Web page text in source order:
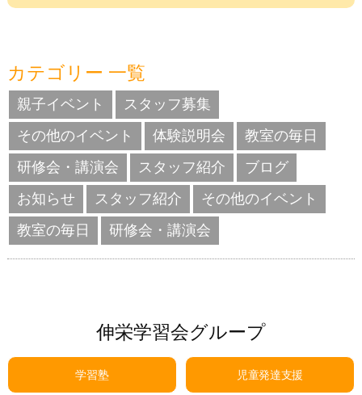
カテゴリー 一覧
親子イベント
スタッフ募集
その他のイベント
体験説明会
教室の毎日
研修会・講演会
スタッフ紹介
ブログ
お知らせ
スタッフ紹介
その他のイベント
教室の毎日
研修会・講演会
伸栄学習会グループ
学習塾 児童発達支援